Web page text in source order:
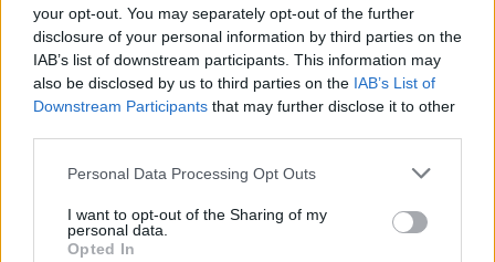
your opt-out. You may separately opt-out of the further
disclosure of your personal information by third parties on the
IAB’s list of downstream participants. This information may
also be disclosed by us to third parties on the IAB’s List of
Downstream Participants that may further disclose it to other
Please note that this website/app uses one or more Google
not limited to your visit or usage behaviour. You may click to
grant or deny consent to Google and its third-party tags to
Personal Data Processing Opt Outs
I want to opt-out of the Sharing of my
personal data.
Opted In
Megnézte a nő a biztonsági kamerát: amit a férje csinált
rajta, teljesen összezavarja - Videó